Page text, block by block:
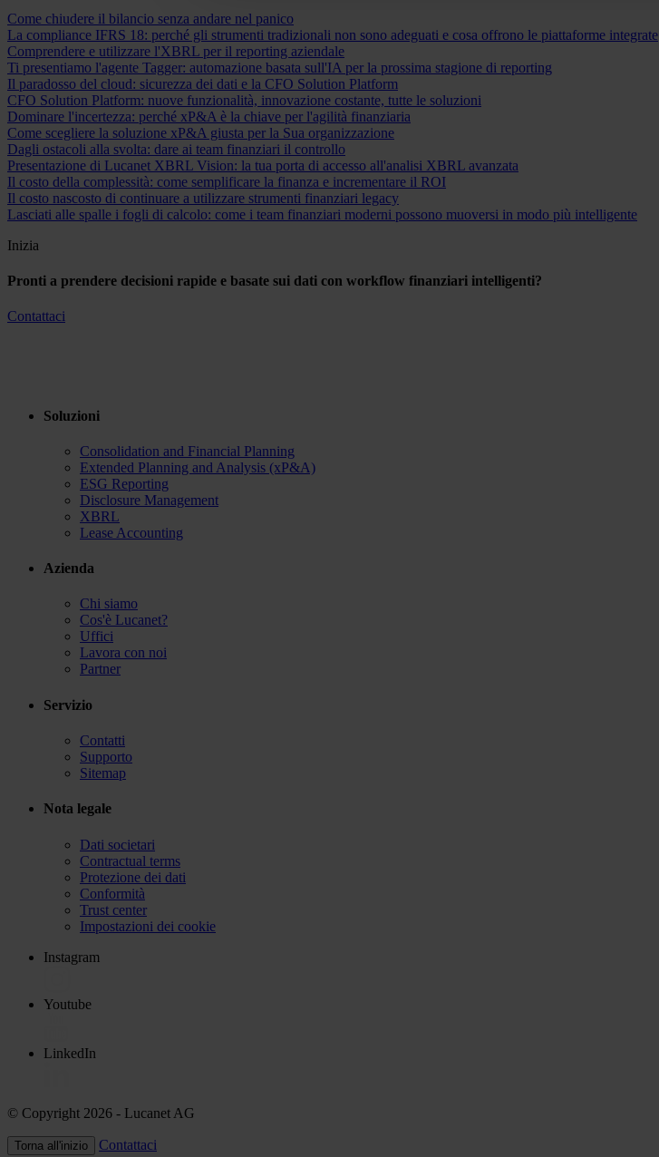
Come chiudere il bilancio senza andare nel panico
La compliance IFRS 18: perché gli strumenti tradizionali non sono adeguati e cosa offrono le piattaforme integrate
Comprendere e utilizzare l'XBRL per il reporting aziendale
Ti presentiamo l'agente Tagger: automazione basata sull'IA per la prossima stagione di reporting
Il paradosso del cloud: sicurezza dei dati e la CFO Solution Platform
CFO Solution Platform: nuove funzionalità, innovazione costante, tutte le soluzioni
Dominare l'incertezza: perché xP&A è la chiave per l'agilità finanziaria
Come scegliere la soluzione xP&A giusta per la Sua organizzazione
Dagli ostacoli alla svolta: dare ai team finanziari il controllo
Presentazione di Lucanet XBRL Vision: la tua porta di accesso all'analisi XBRL avanzata
Il costo della complessità: come semplificare la finanza e incrementare il ROI
Il costo nascosto di continuare a utilizzare strumenti finanziari legacy
Lasciati alle spalle i fogli di calcolo: come i team finanziari moderni possono muoversi in modo più intelligente
Inizia
Pronti a prendere decisioni rapide e basate sui dati con workflow finanziari intelligenti?
Contattaci
Soluzioni
Consolidation and Financial Planning
Extended Planning and Analysis (xP&A)
ESG Reporting
Disclosure Management
XBRL
Lease Accounting
Azienda
Chi siamo
Cos'è Lucanet?
Uffici
Lavora con noi
Partner
Servizio
Contatti
Supporto
Sitemap
Nota legale
Dati societari
Contractual terms
Protezione dei dati
Conformità
Trust center
Impostazioni dei cookie
Instagram
Youtube
LinkedIn
© Copyright 2026 - Lucanet AG
Torna all'inizio Contattaci